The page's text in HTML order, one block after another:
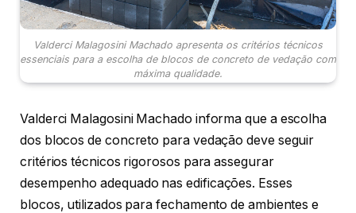
Valderci Malagosini Machado apresenta os critérios técnicos
essenciais para a escolha de blocos de concreto de vedação com
máxima qualidade.
Valderci Malagosini Machado informa que a escolha
dos blocos de concreto para vedação deve seguir
critérios técnicos rigorosos para assegurar
desempenho adequado nas edificações. Esses
blocos, utilizados para fechamento de ambientes e